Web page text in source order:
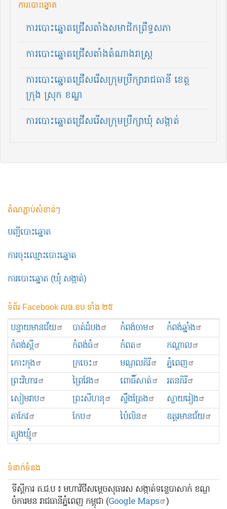
ការបោះឆ្នោត
ការបោះឆ្នោតជ្រើសតាំងសមាជិកព្រឹទ្ធសភា
ការបោះឆ្នោតជ្រើសតាំងតំណាងរាស្ត្រ
ការបោះឆ្នោតជ្រើសរើសក្រុមប្រឹក្សារាជធានី ខេត្ត
ក្រុង ស្រុក ខណ្ឌ
ការបោះឆ្នោតជ្រើសរើសក្រុមប្រឹក្សា​ឃុំ សង្កាត់
តំណភ្ជាប់សំខាន់ៗ
បញ្ជីបោះឆ្នោត
ការចុះឈ្មោះបោះឆ្នោត
ការបោះឆ្នោត (ឃុំ សង្កាត់)
ទំព័រ Facebook លធ.ខប ទាំង ២៥
បន្ទាយមានជ័យ បាត់ដំបង កំពង់ចាម
កំពង់ឆ្នាំង
កំពង់ស្ពឺ
កំពង់ធំ កំពត
កណ្ដាល
កោះកុង
ក្រចេះ មណ្ឌលគិរី
ភ្នំពេញ
ព្រះ​វិហារ
ព្រៃវែង ពោធិ៍សាត់
រតនគិរី
សៀមរាប
ព្រះសីហនុ ស្ទឹងត្រែង
ស្វាយរៀង
តាកែវ
កែប ប៉ៃលិន
ឧត្ដរមានជ័យ
ត្បូងឃ្មុំ
ទំនាក់ទំនង
ទីស្ដីការ គ.ជ.ប ៖ មហាវិថីសម្ដេចសុធារស សង្កាត់ទន្លេបាសាក់ ខណ្ឌ
ចំការមន រាជធានីភ្នំពេញ កម្ពុជា (Google Maps )